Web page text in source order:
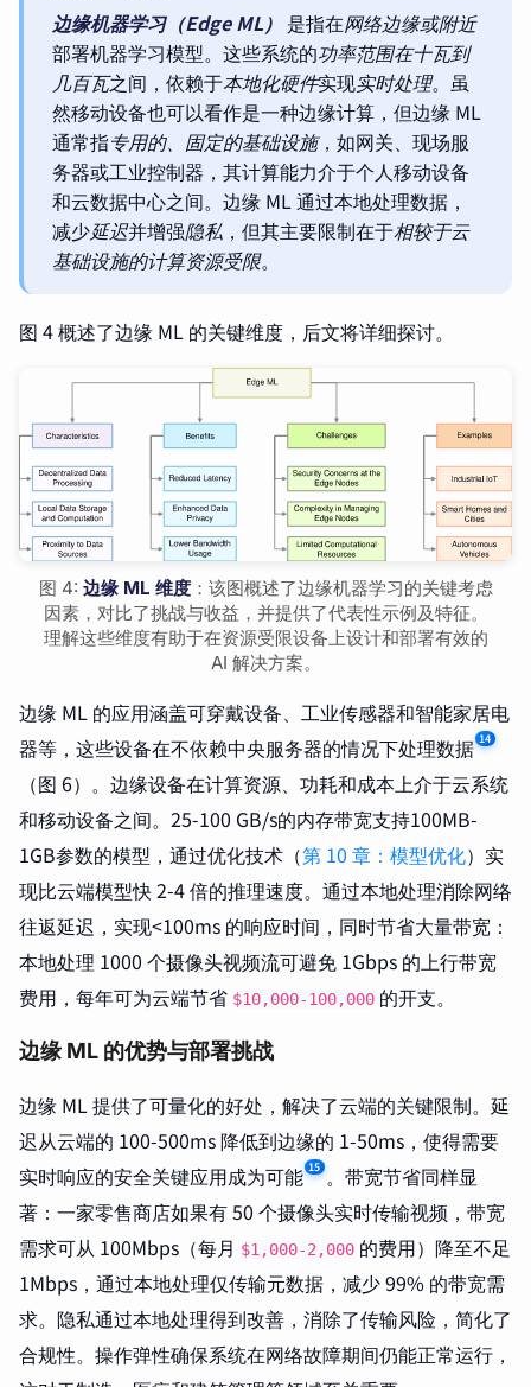
边缘机器学习（Edge ML） 是指在网络边缘或附近
部署机器学习模型。这些系统的功率范围在十瓦到
几百瓦之间，依赖于本地化硬件实现实时处理。虽
然移动设备也可以看作是一种边缘计算，但边缘 ML
通常指专用的、固定的基础设施，如网关、现场服
务器或工业控制器，其计算能力介于个人移动设备
和云数据中心之间。边缘 ML 通过本地处理数据，
减少延迟并增强隐私 ，但其主要限制在于相较于云
基础设施的计算资源受限。
图 4 概述了边缘 ML 的关键维度，后文将详细探讨。
图 4: 边缘 ML 维度：该图概述了边缘机器学习的关键考虑
因素，对比了挑战与收益，并提供了代表性示例及特征。
理解这些维度有助于在资源受限设备上设计和部署有效的
AI 解决方案。
边缘 ML 的应用涵盖可穿戴设备、工业传感器和智能家居电
器等，这些设备在不依赖中央服务器的情况下处理数据 14
（图 6）。边缘设备在计算资源、功耗和成本上介于云系统
和移动设备之间。25-100 GB/s的内存带宽支持100MB-
1GB参数的模型，通过优化技术（第 10 章：模型优化）实
现比云端模型快 2-4 倍的推理速度。通过本地处理消除网络
往返延迟，实现<100ms 的响应时间，同时节省大量带宽：
本地处理 1000 个摄像头视频流可避免 1Gbps 的上行带宽
费用，每年可为云端节省 $10,000-100,000 的开支。
边缘 ML 的优势与部署挑战
边缘 ML 提供了可量化的好处，解决了云端的关键限制。延
迟从云端的 100-500ms 降低到边缘的 1-50ms，使得需要
实时响应的安全关键应用成为可能 15 。带宽节省同样显
著：一家零售商店如果有 50 个摄像头实时传输视频，带宽
需求可从 100Mbps（每月 $1,000-2,000 的费用）降至不足
1Mbps，通过本地处理仅传输元数据，减少 99% 的带宽需
求。隐私通过本地处理得到改善，消除了传输风险，简化了
合规性。操作弹性确保系统在网络故障期间仍能正常运行，